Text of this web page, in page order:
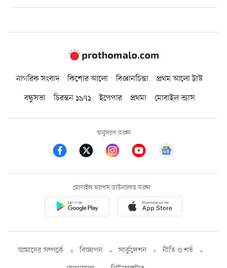
নাগরিক সংবাদ কিশোর আলো বিজ্ঞানচিন্তা
প্রথম আলো ট্রাস্ট
বন্ধুসভা
চিরন্তন ১৯৭১ ইপেপার প্রথমা মোবাইল ভ্যাস
অনুসরণ করুন
মোবাইল অ্যাপস ডাউনলোড করুন
আমাদের সম্পর্কে বিজ্ঞাপন সার্কুলেশন
নীতি ও শর্ত